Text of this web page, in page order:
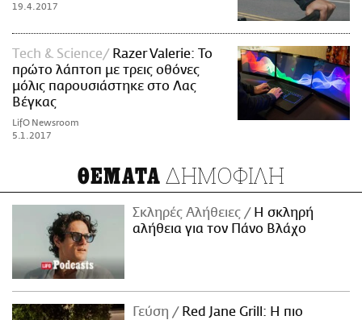
19.4.2017
Τech & Science
Razer Valerie: Το
πρώτο λάπτοπ με τρεις οθόνες
μόλις παρουσιάστηκε στο Λας
Βέγκας
LifO Newsroom
5.1.2017
ΘΕΜΑΤΑ ΔΗΜΟΦΙΛΗ
Σκληρές Αλήθειες
H σκληρή
αλήθεια για τον Πάνο Βλάχο
Γεύση
Red Jane Grill: Η πιο